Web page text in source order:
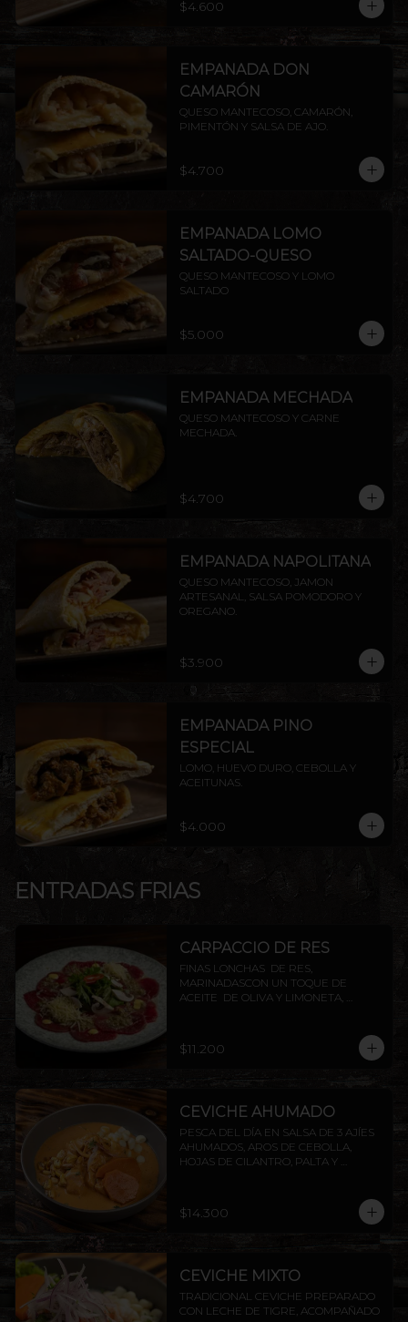
$4.600
EMPANADA DON
CAMARÓN
QUESO MANTECOSO, CAMARÓN,
PIMENTÓN Y SALSA DE AJO.
$4.700
EMPANADA LOMO
SALTADO-QUESO
QUESO MANTECOSO Y LOMO
SALTADO
$5.000
EMPANADA MECHADA
QUESO MANTECOSO Y CARNE
MECHADA.
$4.700
EMPANADA NAPOLITANA
QUESO MANTECOSO, JAMON
ARTESANAL, SALSA POMODORO Y
OREGANO.
$3.900
EMPANADA PINO
ESPECIAL
LOMO, HUEVO DURO, CEBOLLA Y
ACEITUNAS.
$4.000
ENTRADAS FRIAS
CARPACCIO DE RES
FINAS LONCHAS  DE RES,
MARINADASCON UN TOQUE DE
ACEITE  DE OLIVA Y LIMONETA,
TERMINADO CON TOQUES DE
PIMIENTA
$11.200
CEVICHE AHUMADO
PESCA DEL DÍA EN SALSA DE 3 AJÍES
AHUMADOS, AROS DE CEBOLLA,
HOJAS DE CILANTRO, PALTA Y
$14.300
CEVICHE MIXTO
TRADICIONAL CEVICHE PREPARADO
CON LECHE DE TIGRE, ACOMPAÑADO